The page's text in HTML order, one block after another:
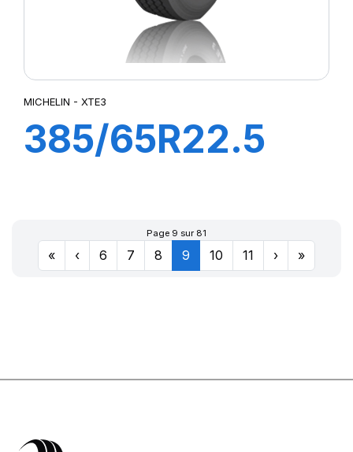
MICHELIN - XTE3
385/65R22.5
Page 9 sur 81
« ‹ 6 7 8 9 10 11 › »